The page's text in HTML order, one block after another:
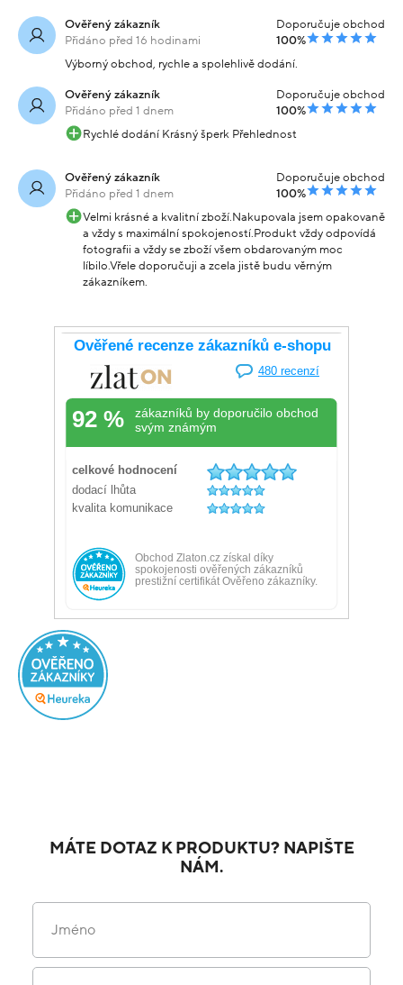
Ověřený zákazník
Přidáno před 16 hodinami
Doporučuje obchod
100%
Výborný obchod, rychle a spolehlivě dodání.
Ověřený zákazník
Přidáno před 1 dnem
Doporučuje obchod
100%
Rychlé dodání Krásný šperk Přehlednost
Ověřený zákazník
Přidáno před 1 dnem
Doporučuje obchod
100%
Velmi krásné a kvalitní zboží.Nakupovala jsem opakovaně
a vždy s maximální spokojeností.Produkt vždy odpovídá
fotografii a vždy se zboží všem obdarovaným moc
líbilo.Vřele doporučuji a zcela jistě budu věrným
zákazníkem.
MÁTE DOTAZ K PRODUKTU? NAPIŠTE
NÁM.
Jméno